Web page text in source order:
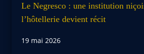
Le Negresco : une institution
l’hôtellerie devient récit
19 mai 2026